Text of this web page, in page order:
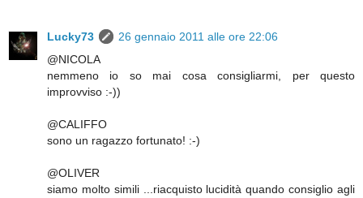
Lucky73
26 gennaio 2011 alle ore 22:06
@NICOLA
nemmeno io so mai cosa consigliarmi, per questo
improvviso :-))
@CALIFFO
sono un ragazzo fortunato! :-)
@OLIVER
siamo molto simili ...riacquisto lucidità quando consiglio agli